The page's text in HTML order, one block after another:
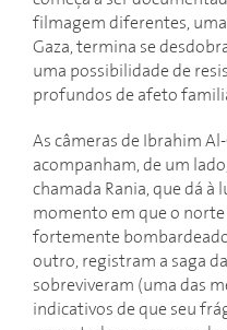
filmagem diferentes,
Gaza, termina se
uma possibilidade de
profundos de afeto
As câmeras de Ibrahim
acompanham, de um
chamada Rania, que dá
momento em que o norte
fortemente
outro, registram a saga
sobreviveram (uma das
indicativos de que seu